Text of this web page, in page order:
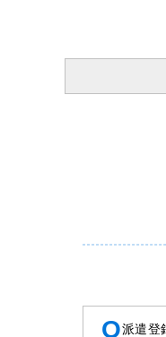
Q派遣登